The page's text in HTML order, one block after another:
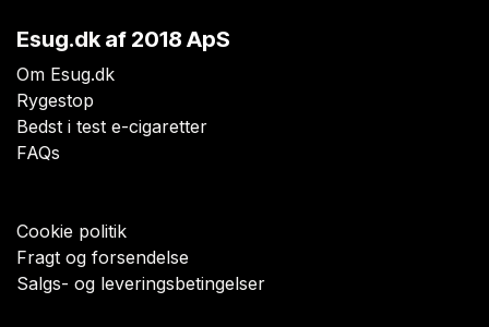
Esug.dkaf 2018 ApS
Om Esug.dk
Rygestop
Bedst i test e-cigaretter
FAQs
Cookie politik
Fragt og forsendelse
Salgs- og leveringsbetingelser